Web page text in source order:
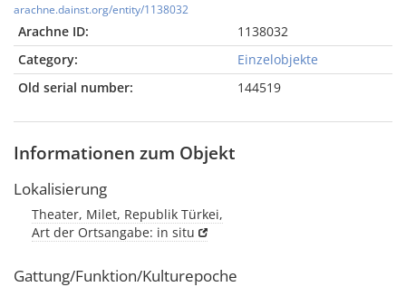
arachne.dainst.org/entity/1138032
Arachne ID:
1138032
Category:
Einzelobjekte
Old serial number:
144519
Informationen zum Objekt
Lokalisierung
Theater, Milet, Republik Türkei,
Art der Ortsangabe: in situ
Gattung/Funktion/Kulturepoche